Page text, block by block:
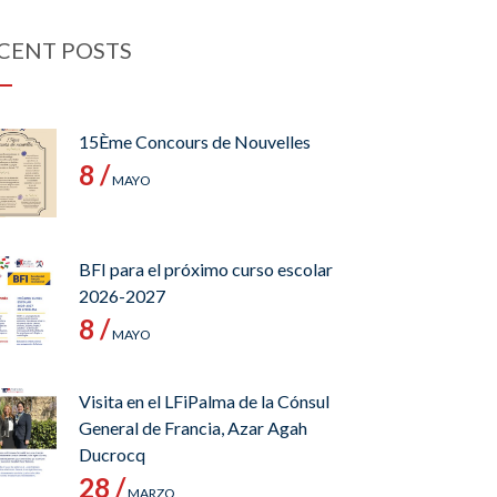
POSTS
15Ème Concours de Nouvelles
8 /MAYO
BFI para el próximo curso escolar
2026-2027
8 /MAYO
Visita en el LFiPalma de la Cónsul
General de Francia, Azar Agah
Ducrocq
28 /MARZO